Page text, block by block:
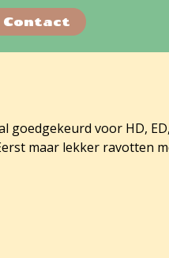
Contact
voor HD,
maar lekker ravotten